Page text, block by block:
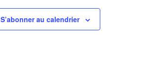
S’abonner au calendrier